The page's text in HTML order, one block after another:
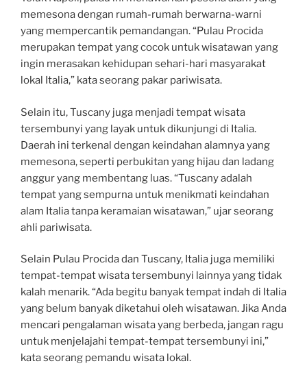
memesona dengan rumah-rumah berwarna-warni
yang mempercantik pemandangan. “Pulau Procida
merupakan tempat yang cocok untuk wisatawan yang
ingin merasakan kehidupan sehari-hari masyarakat
lokal Italia,” kata seorang pakar pariwisata.
Selain itu, Tuscany juga menjadi tempat wisata
tersembunyi yang layak untuk dikunjungi di Italia.
Daerah ini terkenal dengan keindahan alamnya yang
memesona, seperti perbukitan yang hijau dan ladang
anggur yang membentang luas. “Tuscany adalah
tempat yang sempurna untuk menikmati keindahan
alam Italia tanpa keramaian wisatawan,” ujar seorang
ahli pariwisata.
Selain Pulau Procida dan Tuscany, Italia juga memiliki
tempat-tempat wisata tersembunyi lainnya yang tidak
kalah menarik. “Ada begitu banyak tempat indah di Italia
yang belum banyak diketahui oleh wisatawan. Jika Anda
mencari pengalaman wisata yang berbeda, jangan ragu
untuk menjelajahi tempat-tempat tersembunyi ini,”
kata seorang pemandu wisata lokal.